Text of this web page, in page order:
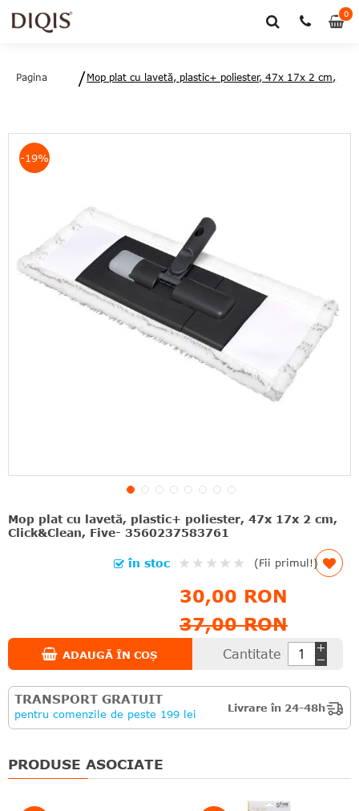
00
Pagina
Mop plat cu lavetă, plastic+ poliester, 47x 17x 2 cm,
Mop plat cu lavetă, plastic+ poliester, 47x 17x 2 cm,
Click&Clean, Five- 3560237583761
Rating:
(Fii primul!)
în stoc
30,00 RON
37,00 RON
Cantitate
ADAUGĂ ÎN COȘ
TRANSPORT GRATUIT
pentru comenzile de peste 199 lei
Livrare în 24-48h
PRODUSE ASOCIATE
-19%